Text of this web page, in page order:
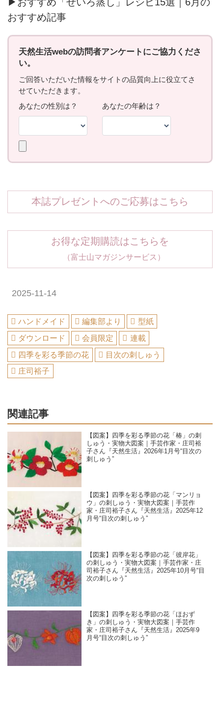
▶おすすめ「せいろ蒸し」レシピ15選｜6月の
おすすめ記事
本誌プレゼントへのご応募はこちら
お得な定期購読はこちらを
（富士山マガジンサービス）
2025-11-14
ハンドメイド 編集部より
型紙
ダウンロード
会員限定
連載
四季を彩る季節の花
目次の刺しゅう
庄司裕子
関連記事
【図案】四季を彩る季節の花「椿」の刺
しゅう・実物大図案｜手芸作家・庄司裕
子さん『天然生活』2026年1月号“目次の
刺しゅう”
【図案】四季を彩る季節の花「マンリョ
ウ」の刺しゅう・実物大図案｜手芸作
家・庄司裕子さん『天然生活』2025年12
月号“目次の刺しゅう”
【図案】四季を彩る季節の花「彼岸花」
の刺しゅう・実物大図案｜手芸作家・庄
司裕子さん『天然生活』2025年10月号“目
次の刺しゅう”
【図案】四季を彩る季節の花「ほおず
き」の刺しゅう・実物大図案｜手芸作
家・庄司裕子さん『天然生活』2025年9
月号“目次の刺しゅう”